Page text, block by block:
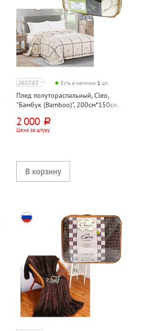
260583 Есть в наличии 1 шт.
Плед полутораспальный, Cleo,
"Бамбук (Bamboo)", 200см*150см,
2 000 руб.
Цена за штуку